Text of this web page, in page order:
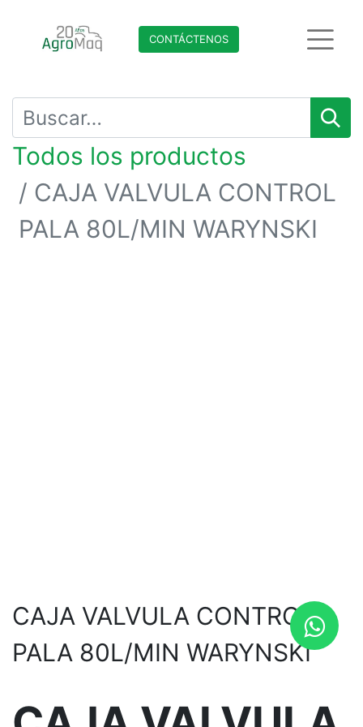
CONTÁCTENO​​​​S
Todos los productos
CAJA VALVULA CONTROL
PALA 80L/MIN WARYNSKI
CAJA VALVULA CONTROL
PALA 80L/MIN WARYNSKI